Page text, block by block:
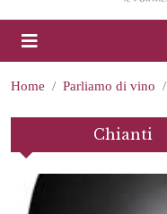
Home Parliamo di vino
Chianti